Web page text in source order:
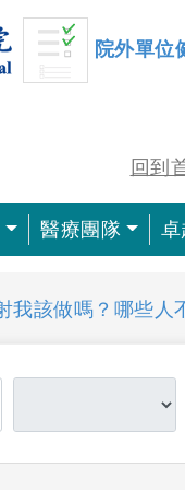
院外單位
回到
醫療團隊 卓